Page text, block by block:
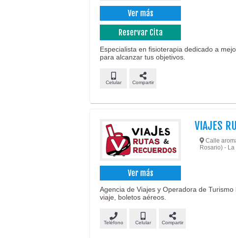
Ver más
Reservar Cita
Especialista en fisioterapia dedicado a
para alcanzar tus objetivos.
Celular Compartir
Ver más
VIAJES
Calle
Rosario) - La
Agencia de Viajes y Operadora de
viaje, boletos aéreos.
Teléfono Celular Compartir